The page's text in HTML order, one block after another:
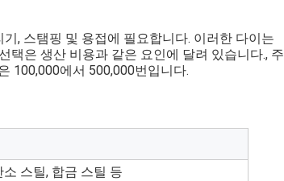
, 스탬핑 및 용접에 필요합니다. 이러한 다이는
택은 생산 비용과 같은 요인에 달려 있습니다., 주
100,000에서 500,000번입니다.
스틸, 합금 스틸 등